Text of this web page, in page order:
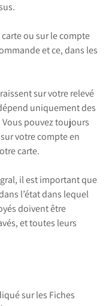
ou sur le compte
et ce, dans les
sur votre relevé
uniquement des
pouvez toujours
votre compte en
carte.
il est important que
l’état dans lequel
doivent être
et toutes leurs
sur les Fiches